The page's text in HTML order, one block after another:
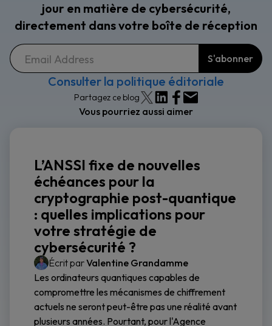
jour en matière de cybersécurité,
directement dans votre boîte de réception
Consulter la politique éditoriale
Partagez ce blog
Vous pourriez aussi aimer
L’ANSSI fixe de nouvelles
échéances pour la
cryptographie post-quantique
: quelles implications pour
votre stratégie de
cybersécurité ?
Écrit parValentine Grandamme
Les ordinateurs quantiques capables de
compromettre les mécanismes de chiffrement
actuels ne seront peut-être pas une réalité avant
plusieurs années. Pourtant, pour l'Agence